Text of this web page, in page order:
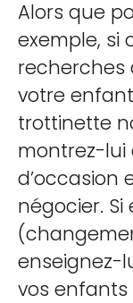
Alors que
exemple, si
recherches
votre
trottinette
montrez-lui
d’occasion
négocier. Si
enseignez-
vos